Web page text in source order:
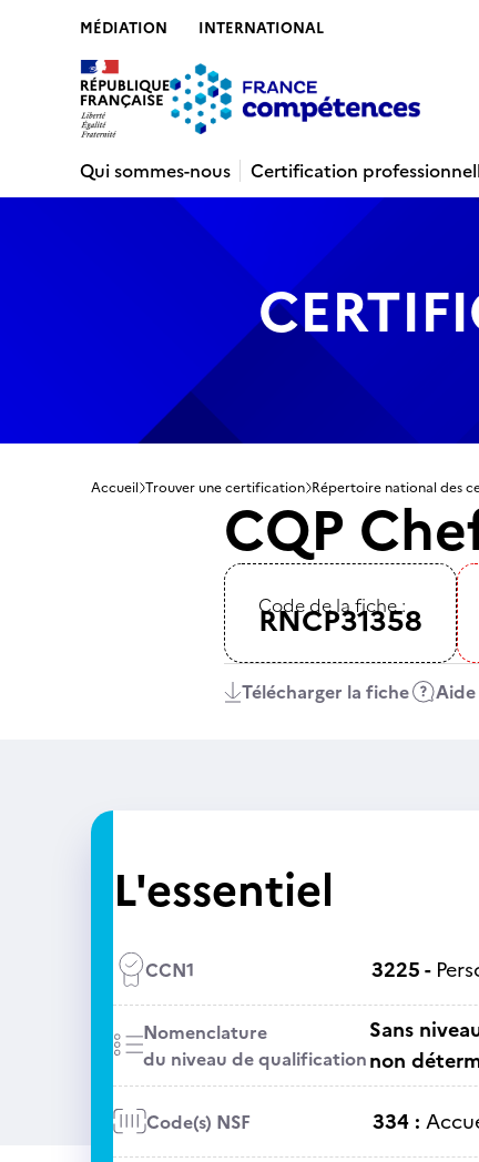
MÉDIATION INTERNATIONAL
Qui sommes-nous
Certification
Accueil Trouver une certification Répertoire national des
CQP
Code de la fiche :
RNCP31358
Télécharger la fiche Aide
L'essentiel
CCN1 3225 -
Nomenclature
du niveau de qualification
Sans
non
Code(s) NSF 334 :